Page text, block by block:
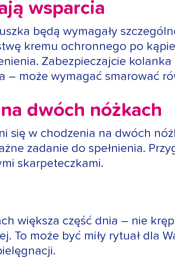
wsparcia
będą wymagały
kremu ochronnego po
Zabezpieczajcie kolanka
– może wymagać smarować
dwóch nóżkach
się w chodzenia na dwóch
zadanie do spełnienia.
skarpeteczkami.
większa część dnia – nie
To może być miły rytuał dla